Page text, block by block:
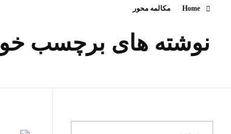
Home مکالمه محور
نوشته های برچسب